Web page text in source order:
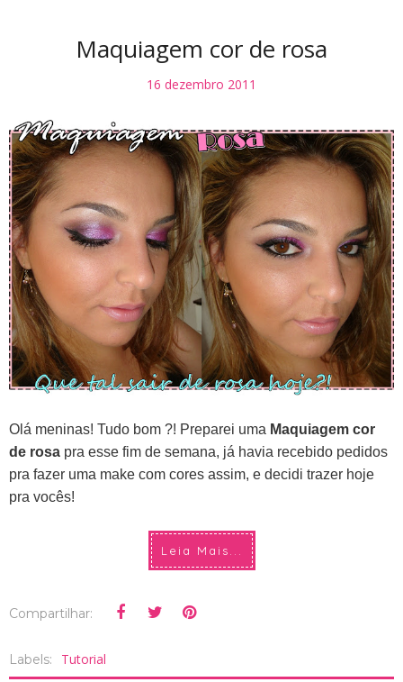
Maquiagem cor de rosa
16 dezembro 2011
Olá meninas! Tudo bom ?! Preparei uma Maquiagem cor
de rosa pra esse fim de semana, já havia recebido pedidos
pra fazer uma make com cores assim, e decidi trazer hoje
pra vocês!
Leia Mais...
Compartilhar:
Labels: Tutorial